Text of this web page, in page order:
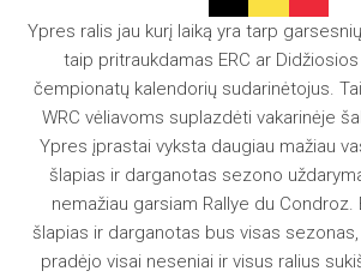
Ypres ralis jau kurį laiką yra tarp
taip pritraukdamas ERC ar
čempionatų kalendorių sudarinėtojus.
WRC vėliavoms suplazdėti vakarinėje
Ypres įprastai vyksta daugiau mažiau
šlapias ir darganotas sezono
nemažiau garsiam Rallye du Condroz.
šlapias ir darganotas bus visas
pradėjo visai neseniai ir visus ralius